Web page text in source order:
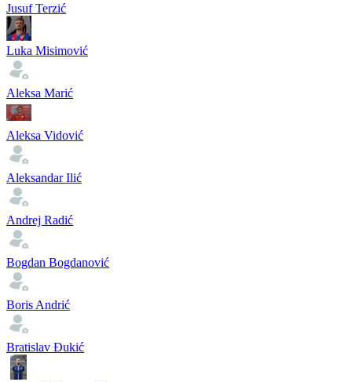
Jusuf Terzić
Luka Misimović
Aleksa Marić
Aleksa Vidović
Aleksandar Ilić
Andrej Radić
Bogdan Bogdanović
Boris Andrić
Bratislav Đukić